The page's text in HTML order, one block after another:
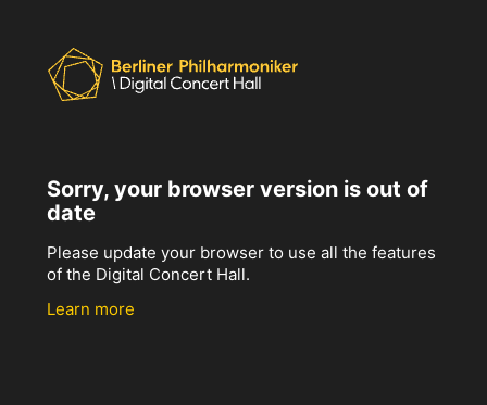
Sorry, your browser version is out of
date
Please update your browser to use all the features
of the Digital Concert Hall.
Learn more